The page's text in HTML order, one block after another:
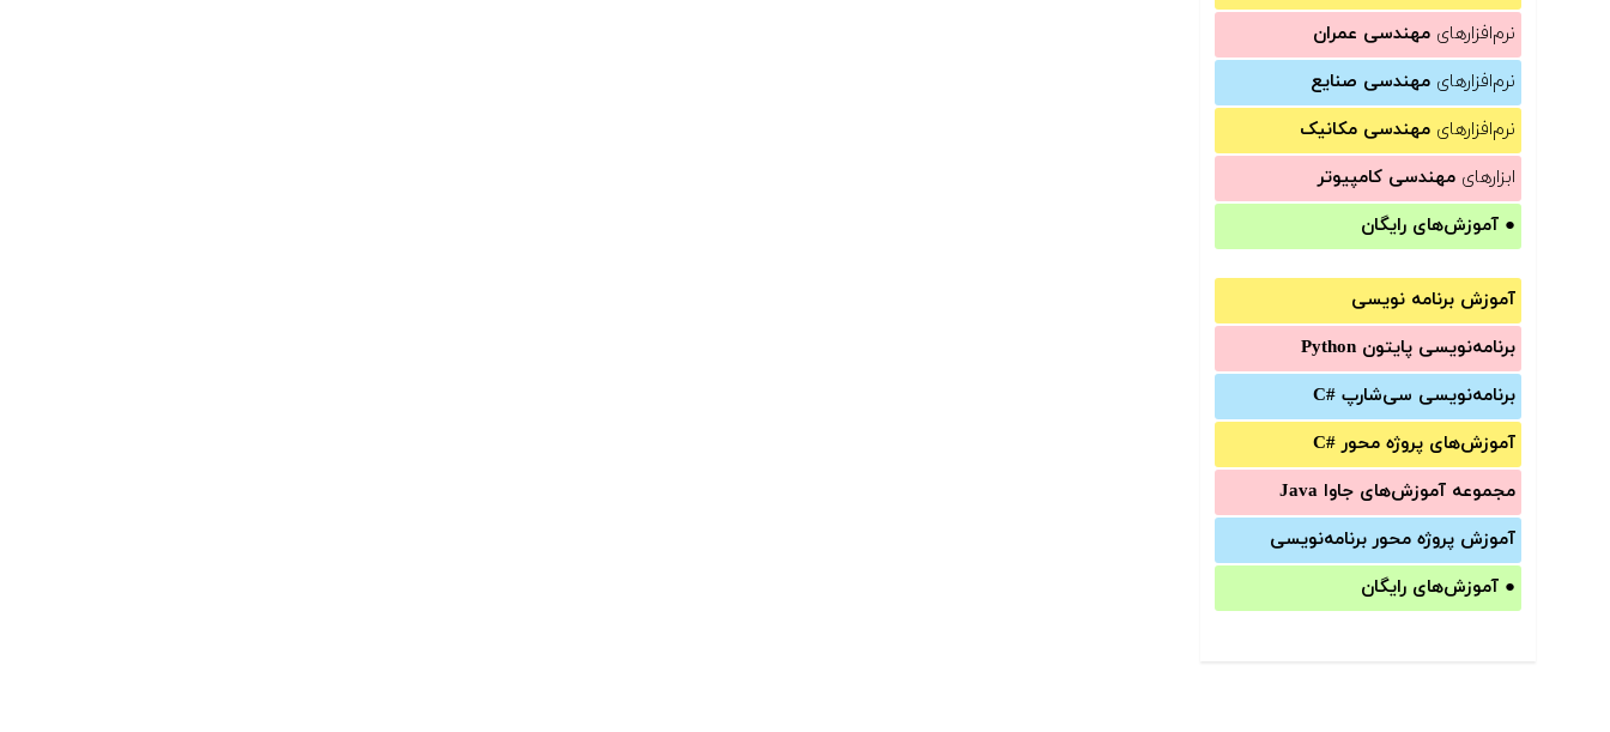
نرم‌افزارهای مهندسی عمران
نرم‌افزارهای مهندسی صنایع
نرم‌افزارهای مهندسی مکانیک
ابزارهای مهندسی کامپیوتر
● آموزش‌های رایگان
آموزش برنامه نویسی
برنامه‌نویسی پایتون Python
برنامه‌‌نویسی سی‌شارپ C#‎
آموزش‌های پروژه محور #C
مجموعه آموزش‌های جاوا Java
آموزش‌ پروژه محور برنامه‌نویسی
● آموزش‌های رایگان